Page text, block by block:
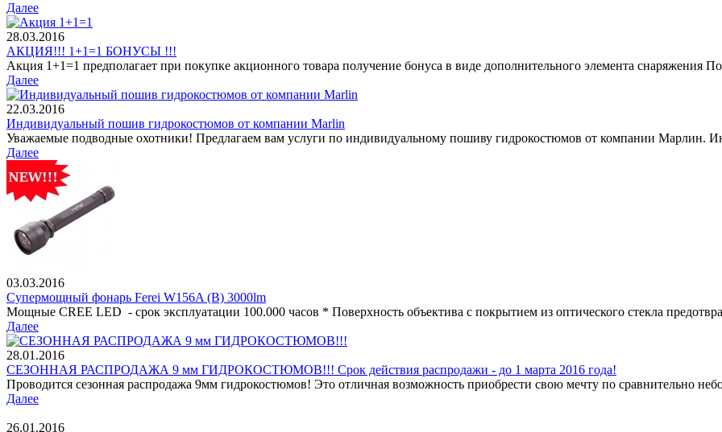
Далее
28.03.2016
АКЦИЯ!!! 1+1=1 БОНУСЫ !!!
Акция 1+1=1 предполагает при покупке акционного товара получение бонуса в виде дополнительного элемента снаряжения
Далее
22.03.2016
Индивидуальный пошив гидрокостюмов от компании Marlin
Уважаемые подводные охотники! Предлагаем вам услуги по индивидуальному пошиву гидрокостюмов от компании Марлин.
Далее
03.03.2016
Супермощный фонарь Ferei W156A (B) 3000lm
Мощные CREE LED - срок эксплуатации 100.000 часов * Поверхность объектива с покрытием из оптического стекла
Далее
28.01.2016
СЕЗОННАЯ РАСПРОДАЖА 9 мм ГИДРОКОСТЮМОВ!!! Срок действия распродажи - до 1 марта 2016 года!
Проводится сезонная распродажа 9мм гидрокостюмов! Это отличная возможность приобрести свою мечту по сравнительно
Далее
26.01.2016